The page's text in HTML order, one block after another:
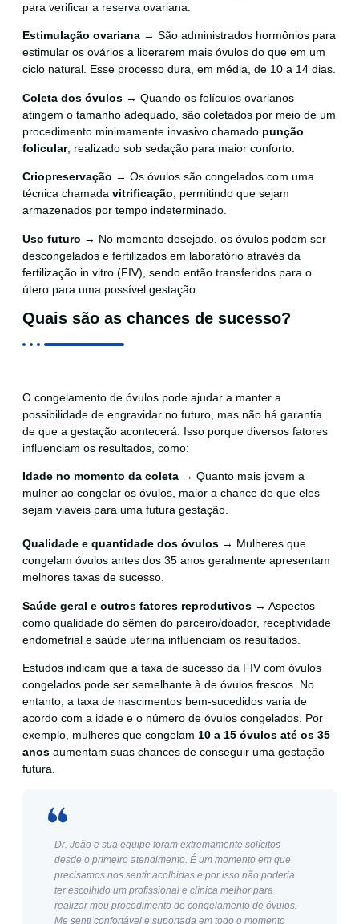
para verificar a reserva ovariana.
Estimulação ovariana → São administrados hormônios para
estimular os ovários a liberarem mais óvulos do que em um
ciclo natural. Esse processo dura, em média, de 10 a 14 dias.
Coleta dos óvulos → Quando os folículos ovarianos
atingem o tamanho adequado, são coletados por meio de um
procedimento minimamente invasivo chamado punção
folicular, realizado sob sedação para maior conforto.
Criopreservação → Os óvulos são congelados com uma
técnica chamada vitrificação, permitindo que sejam
armazenados por tempo indeterminado.
Uso futuro → No momento desejado, os óvulos podem ser
descongelados e fertilizados em laboratório através da
fertilização in vitro (FIV), sendo então transferidos para o
útero para uma possível gestação.
Quais são as chances de sucesso?
O congelamento de óvulos pode ajudar a manter a
possibilidade de engravidar no futuro, mas não há garantia
de que a gestação acontecerá. Isso porque diversos fatores
influenciam os resultados, como:
Idade no momento da coleta → Quanto mais jovem a
mulher ao congelar os óvulos, maior a chance de que eles
sejam viáveis para uma futura gestação.
Qualidade e quantidade dos óvulos → Mulheres que
congelam óvulos antes dos 35 anos geralmente apresentam
melhores taxas de sucesso.
Saúde geral e outros fatores reprodutivos → Aspectos
como qualidade do sêmen do parceiro/doador, receptividade
endometrial e saúde uterina influenciam os resultados.
Estudos indicam que a taxa de sucesso da FIV com óvulos
congelados pode ser semelhante à de óvulos frescos. No
entanto, a taxa de nascimentos bem-sucedidos varia de
acordo com a idade e o número de óvulos congelados. Por
exemplo, mulheres que congelam 10 a 15 óvulos até os 35
anos aumentam suas chances de conseguir uma gestação
futura.
Dr. João e sua equipe foram extremamente solícitos
desde o primeiro atendimento. É um momento em que
precisamos nos sentir acolhidas e por isso não poderia
ter escolhido um profissional e clínica melhor para
realizar meu procedimento de congelamento de óvulos.
Me senti confortável e suportada em todo o momento